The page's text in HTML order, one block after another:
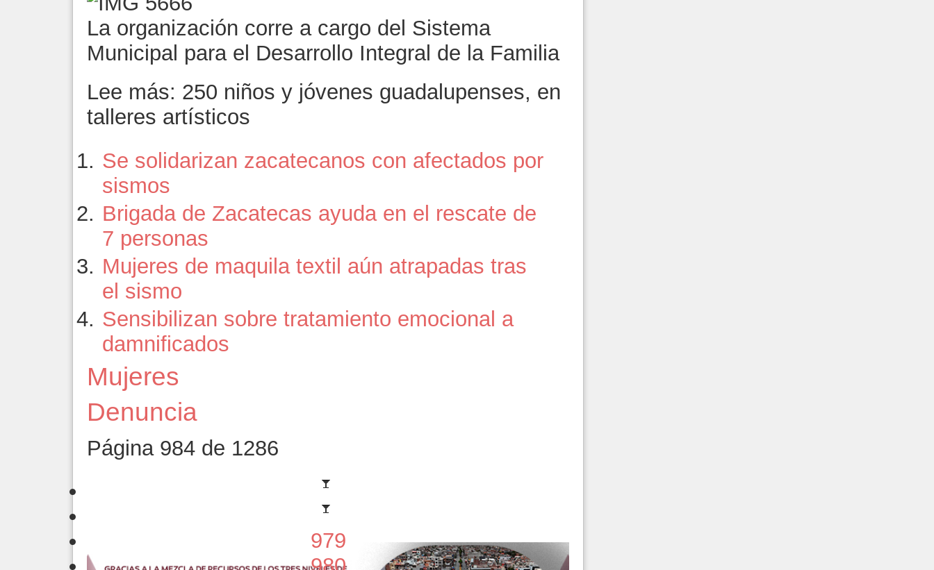
La organización corre a cargo del Sistema
Municipal para el Desarrollo Integral de la Familia
Lee más: 250 niños y jóvenes guadalupenses, en
talleres artísticos
Se solidarizan zacatecanos con afectados por
sismos
Brigada de Zacatecas ayuda en el rescate de
7 personas
Mujeres de maquila textil aún atrapadas tras
el sismo
Sensibilizan sobre tratamiento emocional a
damnificados
Mujeres
Denuncia
Página 984 de 1286
979